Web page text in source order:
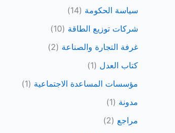
سياسة الحكومة (14)
شركات توزيع الطاقة (10)
غرفة التجارة والصناعة (2)
كتاب العدل (1)
مؤسسات المساعدة الاجتماعية (1)
مدونة (1)
مراجع (2)